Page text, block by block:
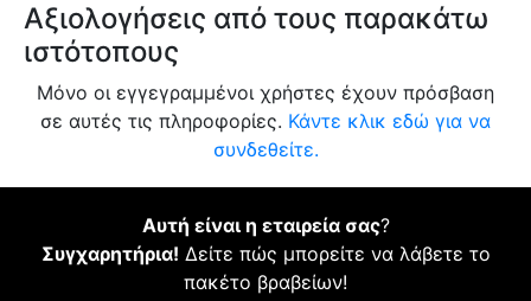
Αξιολογήσεις από τους παρακάτω
ιστότοπους
Μόνο οι εγγεγραμμένοι χρήστες έχουν πρόσβαση
σε αυτές τις πληροφορίες. Κάντε κλικ εδώ για να
συνδεθείτε.
Αυτή είναι η εταιρεία σας?
Συγχαρητήρια! Δείτε πώς μπορείτε να λάβετε το
πακέτο βραβείων!